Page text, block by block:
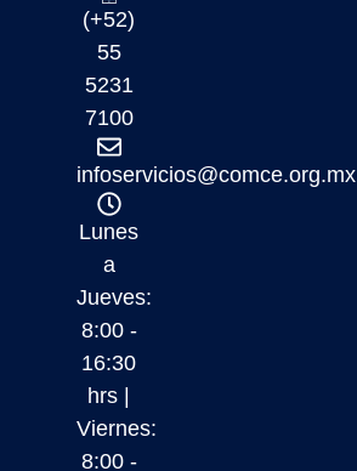
(+52)
55
5231
7100
infoservicios@comce.org.mx
Lunes
a
Jueves:
8:00 -
16:30
hrs |
Viernes:
8:00 -